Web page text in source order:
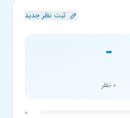
-
0 نظر
0